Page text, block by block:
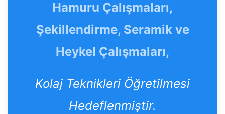
Hamuru Çalışmaları,
Şekillendirme, Seramik ve
Heykel Çalışmaları,
Kolaj Teknikleri Öğretilmesi
Hedeflenmiştir.